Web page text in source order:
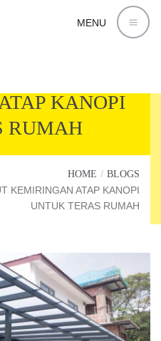
MENU
KANOPI
RUMAH
HOME BLOGS
KEMIRINGAN ATAP KANOPI
UNTUK TERAS RUMAH